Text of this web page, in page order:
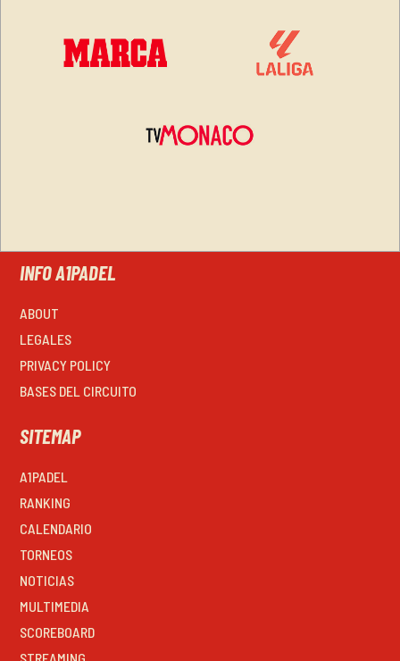
INFO A1PADEL
ABOUT
LEGALES
PRIVACY POLICY
BASES DEL CIRCUITO
SITEMAP
A1PADEL
RANKING
CALENDARIO
TORNEOS
NOTICIAS
MULTIMEDIA
SCOREBOARD